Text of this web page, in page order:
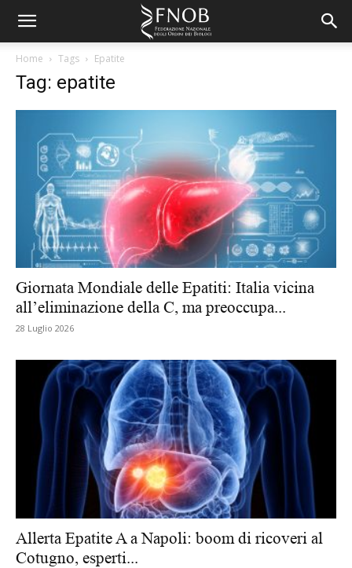
Home Tags Epatite
Tag: epatite
Giornata Mondiale delle Epatiti: Italia vicina
all’eliminazione della C, ma preoccupa...
28 Luglio 2026
Allerta Epatite A a Napoli: boom di ricoveri al
Cotugno, esperti...